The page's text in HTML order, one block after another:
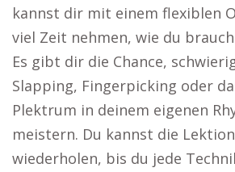
kannst dir mit einem flexiblen
viel Zeit nehmen, wie du
Es gibt dir die Chance,
Slapping, Fingerpicking oder
Plektrum in deinem eigenen
meistern. Du kannst die
wiederholen, bis du jede